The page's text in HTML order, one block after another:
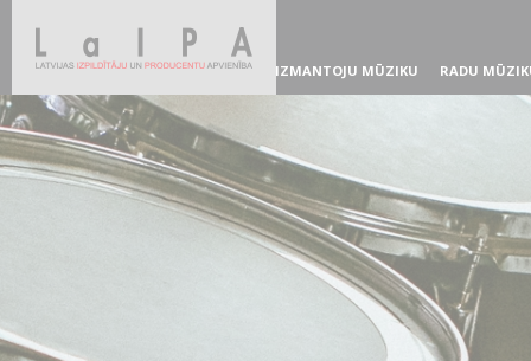
IZMANTOJU MŪZIKU RADU